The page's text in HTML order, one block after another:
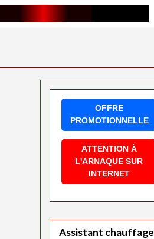
OFFRE
PROMOTIONNELLE
ATTENTION À
L'ARNAQUE SUR
INTERNET
Assistant chauffage